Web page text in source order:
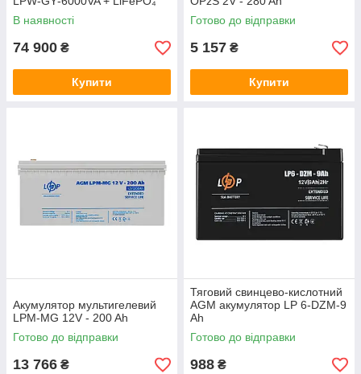
акумулятор Deye SE‑G5.1
Pro‑B
В наявності
74 900 ₴
Купити
Готово до відправки
5 157 ₴
Купити
Акумулятор мультигелевий
LPM-MG 12V - 200 Ah
Готово до відправки
13 766 ₴
Тяговий свинцево-кислотний
AGM акумулятор LP 6-DZM-9
Ah
Готово до відправки
988 ₴